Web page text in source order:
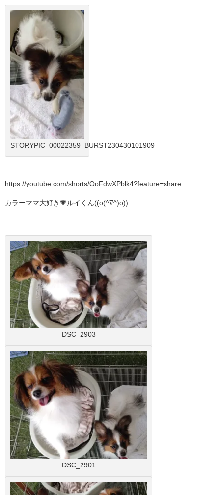
STORYPIC_00022359_BURST230430101909
https://youtube.com/shorts/OoFdwXPblk4?feature=share
カラーママ大好き💗ルイくん((o(^∇^)o))
DSC_2903
DSC_2901